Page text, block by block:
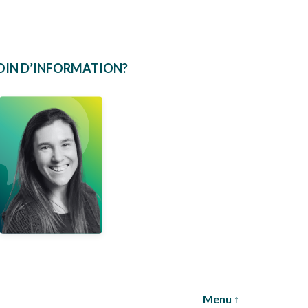
D’INFORMATION?
Marie-Pier
Bisson-Côté
Dir. générale
adjointe
COURRIEL
Menu ↑